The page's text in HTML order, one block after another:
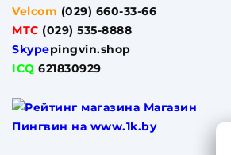
Velcom (029) 660-33-66
МТС (029) 535-8888
Skypepingvin.shop
ICQ 621830929